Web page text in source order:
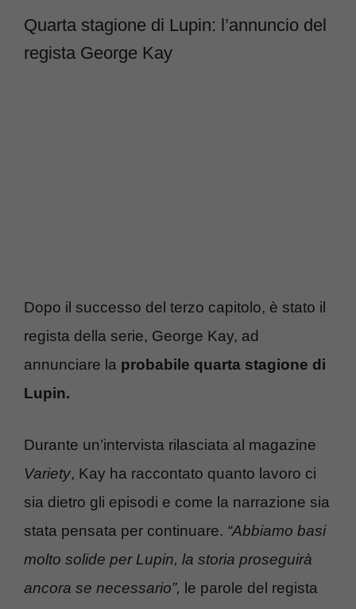
Quarta stagione di Lupin: l’annuncio del
regista George Kay
Dopo il successo del terzo capitolo, è stato il
regista della serie, George Kay, ad
annunciare la probabile quarta stagione di
Lupin.
Durante un’intervista rilasciata al magazine
Variety, Kay ha raccontato quanto lavoro ci
sia dietro gli episodi e come la narrazione sia
stata pensata per continuare. “Abbiamo basi
molto solide per Lupin, la storia proseguirà
ancora se necessario”, le parole del regista